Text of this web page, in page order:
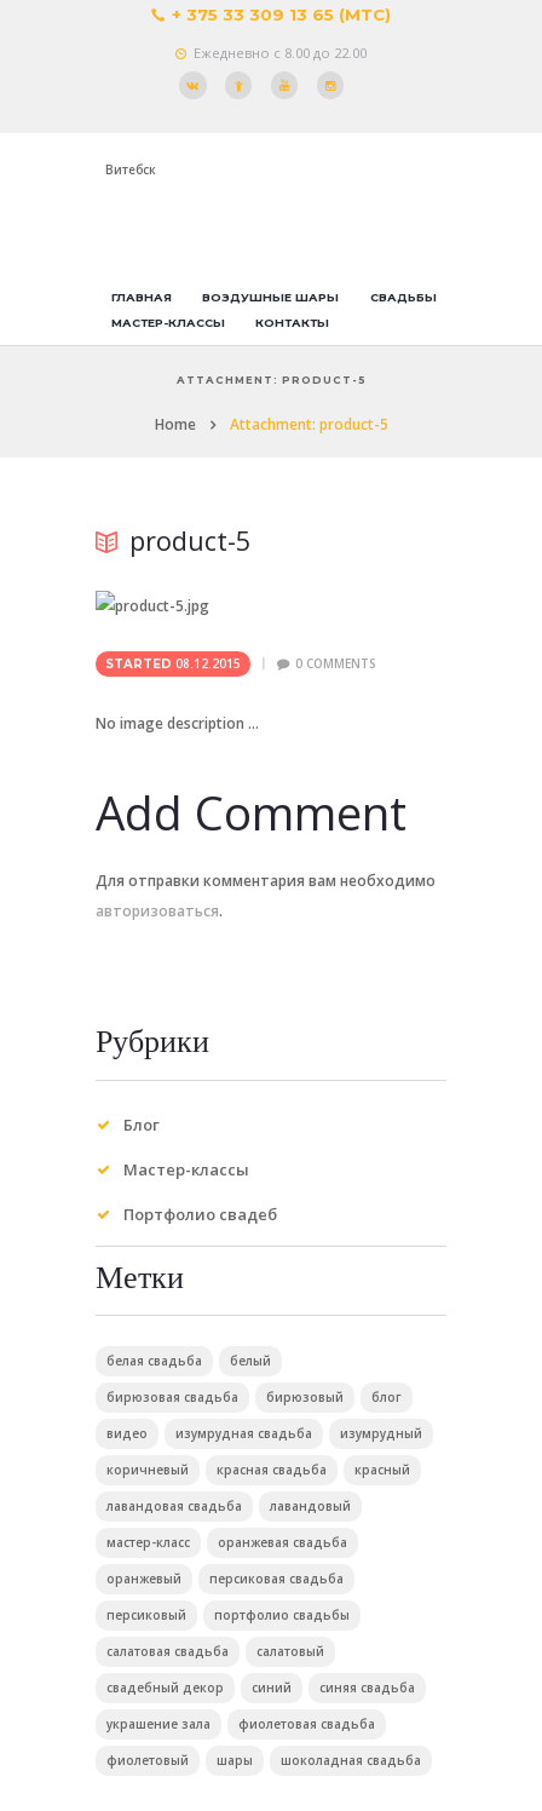
+ 375 33 309 13 65 (МТС)
Ежедневно с 8.00 до 22.00
Витебск
ГЛАВНАЯ ВОЗДУШНЫЕ ШАРЫ
СВАДЬБЫ
МАСТЕР-КЛАССЫ
КОНТАКТЫ
ATTACHMENT: PRODUCT-5
Home Attachment: product-5
product-5
STARTED 08.12.2015 0COMMENTS
No image description ...
Add Comment
Для отправки комментария вам необходимо
авторизоваться.
Рубрики
Блог
Мастер-классы
Портфолио свадеб
Метки
белая свадьба белый
бирюзовая свадьба бирюзовый блог
видео изумрудная свадьба изумрудный
коричневый красная свадьба красный
лавандовая свадьба лавандовый
мастер-класс оранжевая свадьба
оранжевый персиковая свадьба
персиковый портфолио свадьбы
салатовая свадьба салатовый
свадебный декор синий синяя свадьба
украшение зала фиолетовая свадьба
фиолетовый шары шоколадная свадьба